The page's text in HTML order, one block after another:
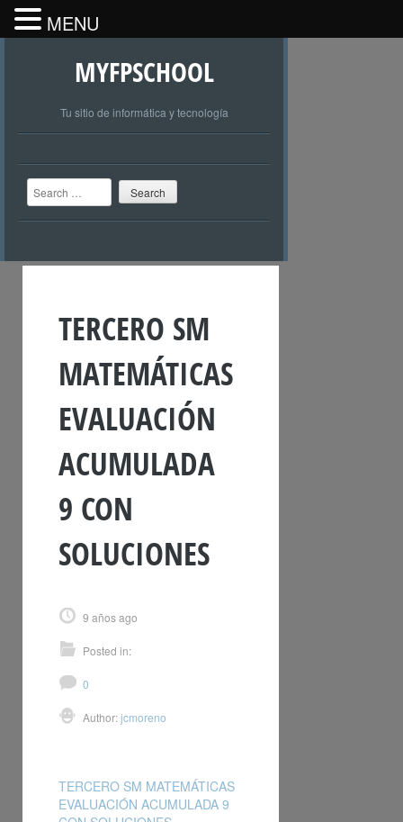
MYFPSCHOOL
Tu sitio de informática y tecnología
Search
TERCERO SM
MATEMÁTICAS
EVALUACIÓN
ACUMULADA
9 CON
SOLUCIONES
9 años ago
Posted in:
0
Author:jcmoreno
TERCERO SM MATEMÁTICAS
EVALUACIÓN ACUMULADA 9
MENU